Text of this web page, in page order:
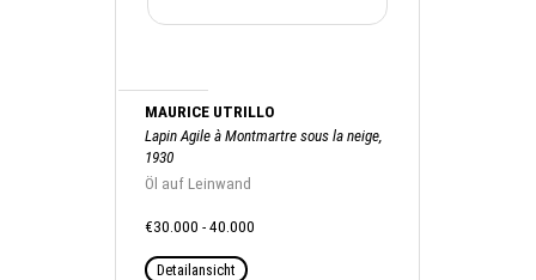
MAURICE UTRILLO
Lapin Agile à Montmartre sous la neige,
1930
Öl auf Leinwand
€30.000 - 40.000
Detailansicht